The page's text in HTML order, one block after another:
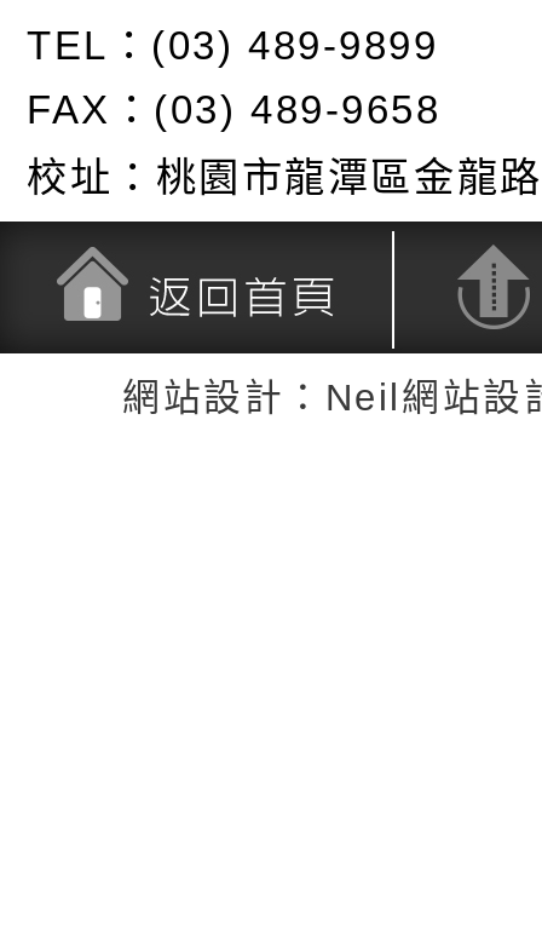
TEL：(03) 489-9899
FAX：(03) 489-9658
校址： 桃園市龍潭區金龍
返回首頁 返回頂端
網站設計：Neil網站設